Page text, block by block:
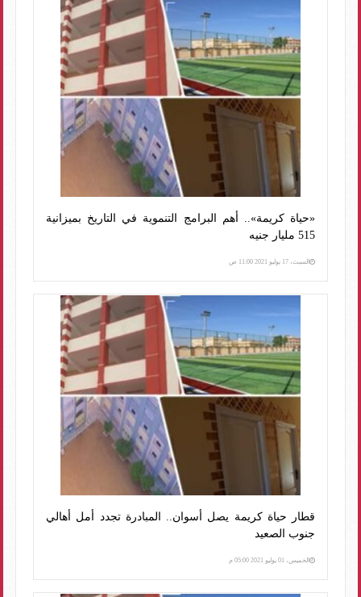
«حياة كريمة».. أهم البرامج التنموية في التاريخ بميزانية
515 مليار جنيه
السبت، 17 يوليو 2021 11:00 ص
قطار حياة كريمة يصل أسوان.. المبادرة تجدد أمل أهالي
جنوب الصعيد
الخميس، 01 يوليو 2021 05:00 م